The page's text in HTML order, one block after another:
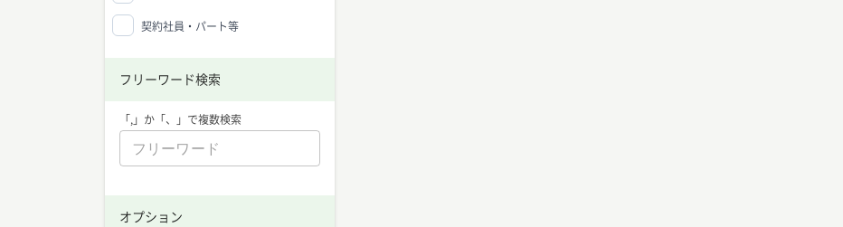
契約社員・パート等
フリーワード検索
「,」か「、」で複数検索
オプション